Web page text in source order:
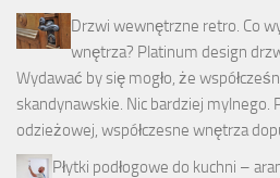
Drzwi wewnętrzne retro. Co
wnętrza? Platinum design
Wydawać by się mogło, że
skandynawskie. Nic bardziej mylnego.
odzieżowej, współczesne wnętrza
Płytki podłogowe do kuchni –